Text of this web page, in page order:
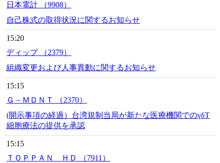
日本電計 （9908）
自己株式の取得状況に関するお知らせ
15:20
ディップ （2379）
組織変更および人事異動に関するお知らせ
15:15
Ｇ－ＭＤＮＴ （2370）
(開示事項の経過）台湾規制当局が新たな医療機関でのγδT
細胞療法の提供を承認
15:15
ＴＯＰＰＡＮ ＨＤ （7911）